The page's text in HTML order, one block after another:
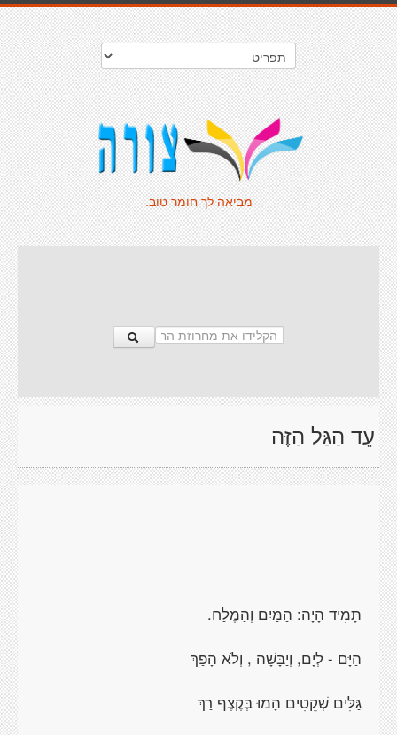
מביאה לך חומר טוב.
עֵד הַגַּל הַזֶּה
תָּמִיד הָיָה: הַמַּיִם וְהַמֶּלַח.
הַיָּם - לְיָם, וְיַבָּשָׁה , וְלֹא הָפַךְ
גַּלִּים שְׁקֵטִים הָמוּ בְּקֶצֶף רַךְ